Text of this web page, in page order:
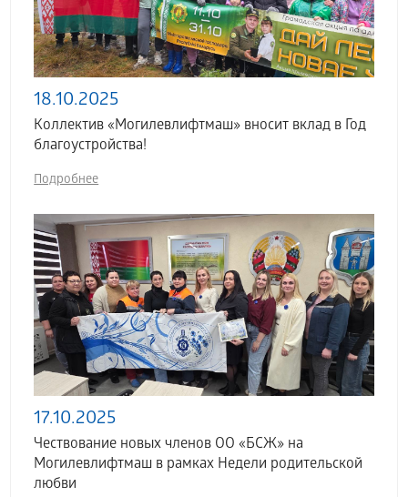
18.10.2025
Коллектив «Могилевлифтмаш» вносит вклад в Год
благоустройства!
Подробнее
17.10.2025
Чествование новых членов ОО «БСЖ» на
Могилевлифтмаш в рамках Недели родительской
любви